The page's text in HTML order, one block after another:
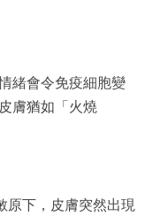
緒會令免疫細胞變
膚猶如「火燒
原下，皮膚突然出現